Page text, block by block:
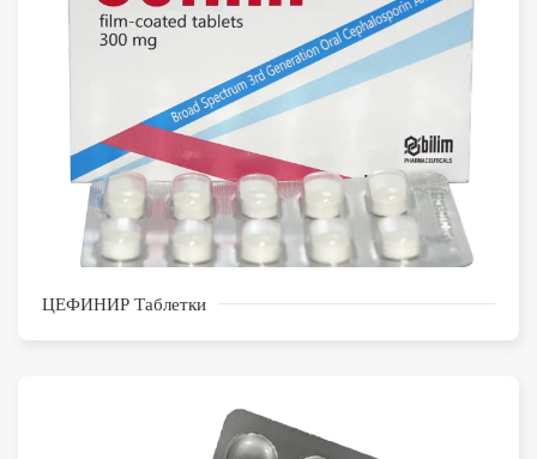
ЦЕФИНИР Таблетки